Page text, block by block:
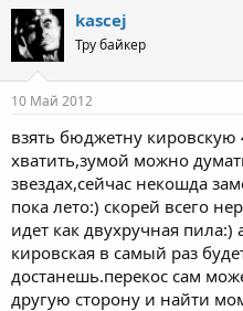
kascej
Тру байкер
10 Май 2012
взять бюджетну
хватить,зумой можно
звездах,сейчас некошда
пока лето:) скорей всего
идет как двухручная пила:)
кировская в самый раз
достанешь.перекос сам
другую сторону и найти